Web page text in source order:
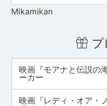
Mikamikan
プ
映画『モアナと伝説の
ーカー
映画『レディ・オア・